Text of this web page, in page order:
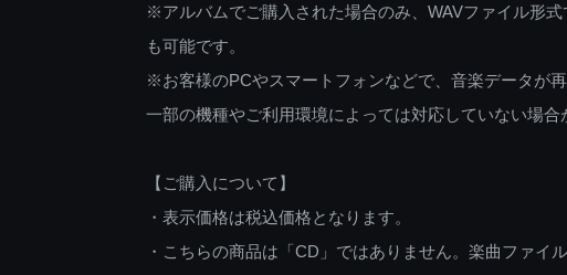
※アルバムでご購入された場合のみ、WAVファイル形
も可能です。
※お客様のPCやスマートフォンなどで、音楽データが
一部の機種やご利用環境によっては対応していない場合
【ご購入について】
・表示価格は税込価格となります。
・こちらの商品は「CD」ではありません。楽曲ファイ